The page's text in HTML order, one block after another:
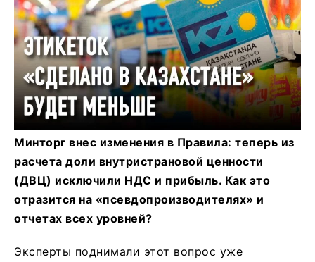
Минторг внес изменения в Правила: теперь из
расчета доли внутристрановой ценности
(ДВЦ) исключили НДС и прибыль. Как это
отразится на «псевдопроизводителях» и
отчетах всех уровней?
Эксперты поднимали этот вопрос уже